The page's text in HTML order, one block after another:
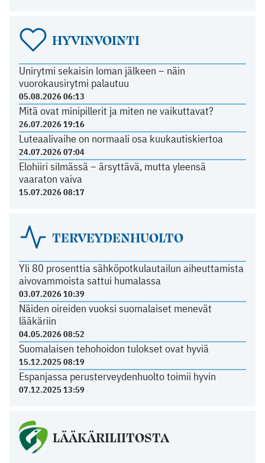
HYVINVOINTI
Unirytmi sekaisin loman jälkeen – näin
vuorokausirytmi palautuu
05.08.2026 06:13
Mitä ovat minipillerit ja miten ne vaikuttavat?
26.07.2026 19:16
Luteaalivaihe on normaali osa kuukautiskiertoa
24.07.2026 07:04
Elohiiri silmässä – ärsyttävä, mutta yleensä
vaaraton vaiva
15.07.2026 08:17
TERVEYDENHUOLTO
Yli 80 prosenttia sähköpotkulautailun aiheuttamista
aivovammoista sattui humalassa
03.07.2026 10:39
Näiden oireiden vuoksi suomalaiset menevät
lääkäriin
04.05.2026 08:52
Suomalaisen tehohoidon tulokset ovat hyviä
15.12.2025 08:19
Espanjassa perusterveydenhuolto toimii hyvin
07.12.2025 13:59
LÄÄKÄRILIITOSTA